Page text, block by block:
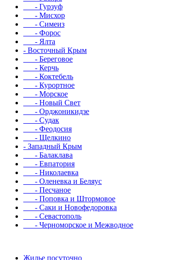
- Гурзуф
- Мисхор
- Симеиз
- Форос
- Ялта
- Восточный Крым
- Береговое
- Керчь
- Коктебель
- Курортное
- Морское
- Новый Свет
- Орджоникидзе
- Судак
- Феодосия
- Щелкино
- Западный Крым
- Балаклава
- Евпатория
- Николаевка
- Оленевка и Беляус
- Песчаное
- Поповка и Штормовое
- Саки и Новофедоровка
- Севастополь
- Черноморское и Межводное
Жилье посуточно